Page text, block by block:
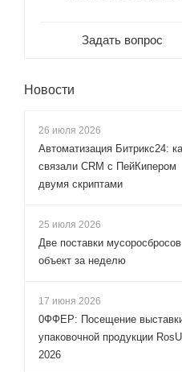
Задать вопрос
Новости
26 июля 2026
Автоматизация Битрикс24:
связали CRM с ПейКипером
двумя скриптами
25 июля 2026
Две поставки
объект за неделю
17 июня 2026
0ФФЕР: Посещение
упаковочной продукции
2026